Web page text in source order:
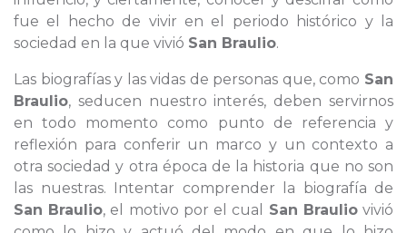
fue el hecho de vivir en el periodo histórico y la
sociedad en la que vivió San Braulio.
Las biografías y las vidas de personas que, como San
Braulio, seducen nuestro interés, deben servirnos
en todo momento como punto de referencia y
reflexión para conferir un marco y un contexto a
otra sociedad y otra época de la historia que no son
las nuestras. Intentar comprender la biografía de
San Braulio, el motivo por el cual San Brauliovivió